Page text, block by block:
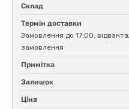
Склад
Термін доставки
Замовлення до 17:00,
замовлення
Примітка
Залишок
Ціна